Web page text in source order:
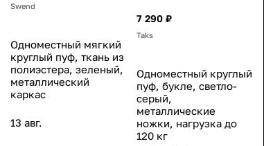
Swend
Одноместный мягкий
круглый пуф, ткань из
полиэстера, зеленый,
металлический
каркас
13 авг.
7 290 ₽
Taks
Одноместный круглый
пуф, букле, светло-
серый,
металлические
ножки, нагрузка до
120 кг